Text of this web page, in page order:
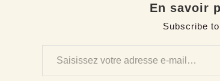
En savoir
Subscribe
Saisissez votre adresse e-mail…